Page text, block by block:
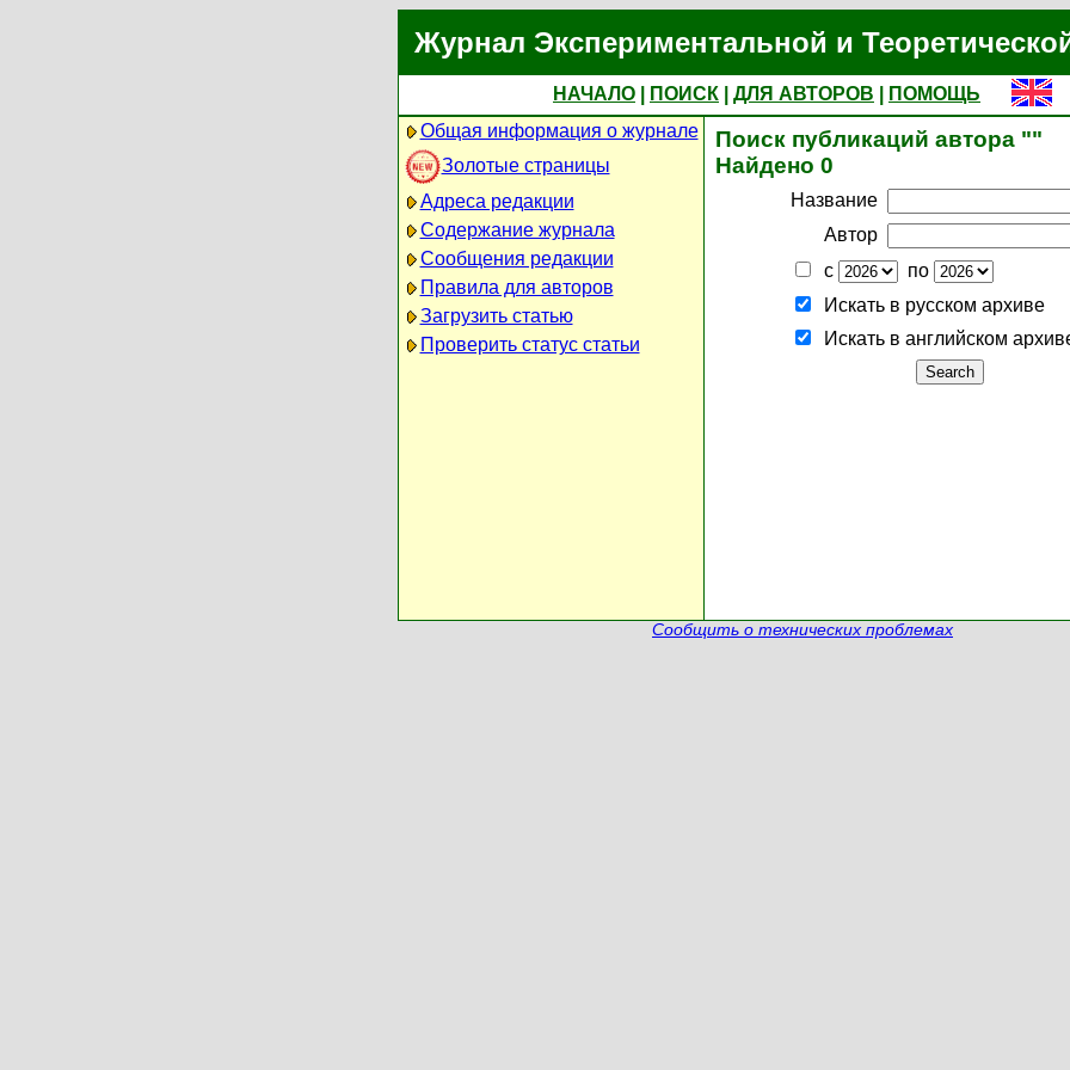
Журнал Экспериментальной и
НАЧАЛО ПОИСК ДЛЯ АВТОРОВ
ПОМОЩЬ
Общая информация о журнале
Золотые страницы
Адреса редакции
Содержание журнала
Сообщения редакции
Правила для авторов
Загрузить статью
Проверить статус статьи
Поиск публикаций автора ""
Найдено 0
Название
Автор
с
по
Искать в русском архиве
Искать в английском
Сообщить о технических проблемах